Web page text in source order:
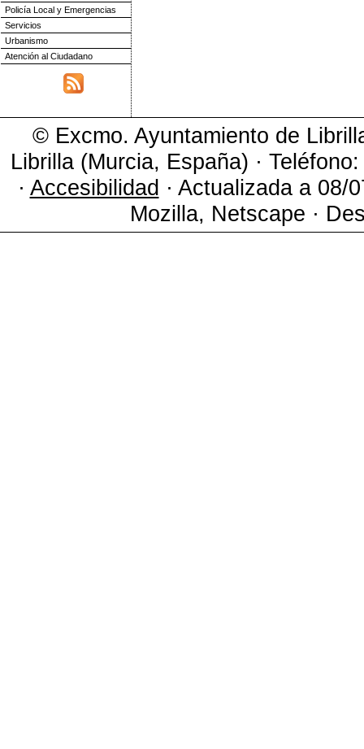
Policía Local y Emergencias
Servicios
Urbanismo
Atención al Ciudadano
© Excmo. Ayuntamiento de
Librilla (Murcia, España) ·
· Accesibilidad · Actualizada a 08/
Mozilla, Netscape ·